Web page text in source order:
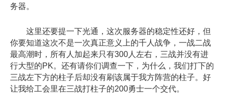
务器。
这里还要提一下光通，这次服务器的稳定性还好，但
你要知道这次不是一次真正意义上的千人战争，一战二战
最高潮时，所有人加起来只有300人左右，三战并没有进
行大型的PK。还有请你们调查一下，为什么，我们打下的
三战左下方的柱子后却没有刷该属于我方阵营的柱子。好
让我给工会里在三战打柱子的200勇士一个交代。